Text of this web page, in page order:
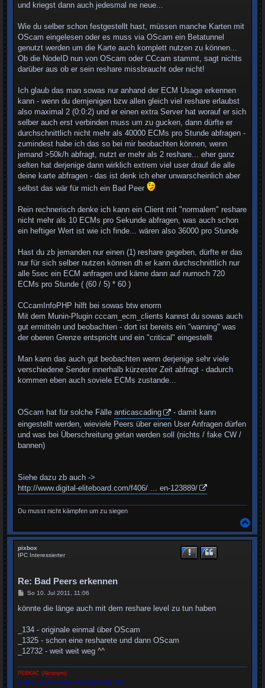
und kriegst dann auch jedesmal ne neue...
Wie du selber schon festgestellt hast, müssen manche Karten mit
OScam eingelesen oder es muss via OScam ein Betatunnel
genutzt werden um die Karte auch komplett nutzen zu können...
Ob die NodeID nun von OScam oder CCcam stammt, sagt nichts
darüber aus ob er sein reshare missbraucht oder nicht!
Ich glaub das man sowas nur anhand der ECM Usage erkennen
kann - wenn du demjenigen bzw allen gleich viel reshare erlaubst
also maximal 2 (0:0:2) und er einen extra Server hat worauf er sich
selber auch erst verbinden muss um zu gucken, dann dürfte er
durchschnittlich nicht mehr als 40000 ECMs pro Stunde abfragen -
zumindest habe ich das so bei mir beobachten können, wenn
jemand >50k/h abfragt, nutzt er mehr als 2 reshare... eher ganz
selten hat derjenige dann wirklich extrem viel user drauf die alle
deine karte abfragen - das ist denk ich eher unwarscheinlich aber
selbst das wär für mich ein Bad Peer
Rein rechnerisch denke ich kann ein Client mit "normalem" reshare
nicht mehr als 10 ECMs pro Sekunde abfragen, was auch schon
ein heftiger Wert ist wie ich finde... wären also 36000 pro Stunde
Hast du zb jemanden nur einen (1) reshare gegeben, dürfte er das
nur für sich selber nutzen können dh er kann durchschnittlich nur
alle 5sec ein ECM anfragen und käme dann auf nurnoch 720
ECMs pro Stunde ( (60 / 5) * 60 )
CCcamInfoPHP hilft bei sowas btw enorm
Mit dem Munin-Plugin cccam_ecm_clients kannst du sowas auch
gut ermitteln und beobachten - dort ist bereits ein "warning" was
der oberen Grenze entspricht und ein "critical" eingestellt
Man kann das auch gut beobachten wenn derjenige sehr viele
verschiedene Sender innerhalb kürzester Zeit abfragt - dadurch
kommen eben auch soviele ECMs zustande...
OScam hat für solche Fälle anticascading
- damit kann
eingestellt werden, wieviele Peers über einen User Anfragen dürfen
und was bei Überschreitung getan werden soll (nichts / fake CW /
bannen)
Siehe dazu zb auch ->
http://www.digital-eliteboard.com/f406/ ... en-123889/
Du musst nicht kämpfen um zu siegen
c
pixbox
IPC Interessierter
Re: Bad Peers erkennen
B
i
a
So 10. Jul 2011, 11:06
könnte die länge auch mit dem reshare level zu tun haben
_134 - originale einmal über OScam
_1325 - schon eine resharete und dann OScam
_12732 - weit weit weg ^^
PEBKAC (Akronym)
problem exists between keyboard and chair